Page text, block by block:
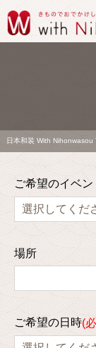
日本和装 With Nihonwasou
ご希望のイベン
場所
ご希望の日時